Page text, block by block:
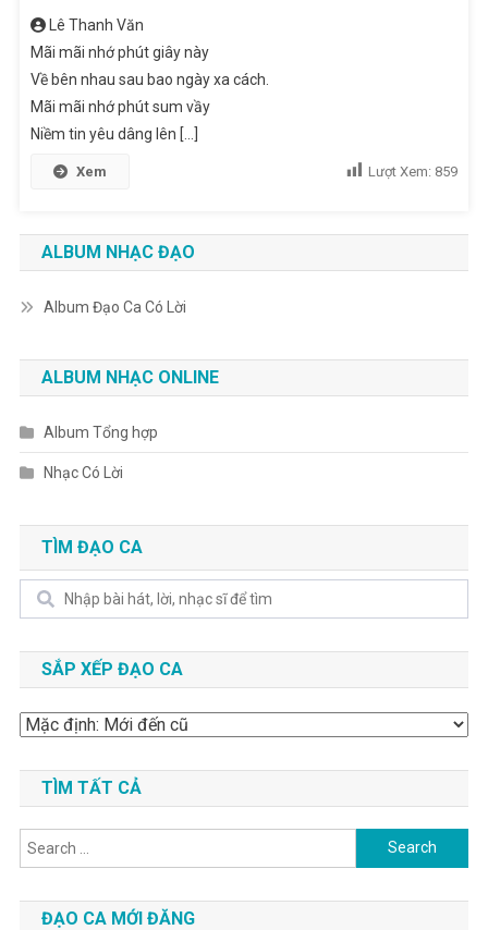
Lê Thanh Văn
Mãi mãi nhớ phút giây này
Về bên nhau sau bao ngày xa cách.
Mãi mãi nhớ phút sum vầy
Niềm tin yêu dâng lên [...]
Xem Lượt Xem: 859
ALBUM NHẠC ĐẠO
Album Đạo Ca Có Lời
ALBUM NHẠC ONLINE
Album Tổng hợp
Nhạc Có Lời
TÌM ĐẠO CA
Search
SẮP XẾP ĐẠO CA
TÌM TẤT CẢ
Search
for:
ĐẠO CA MỚI ĐĂNG